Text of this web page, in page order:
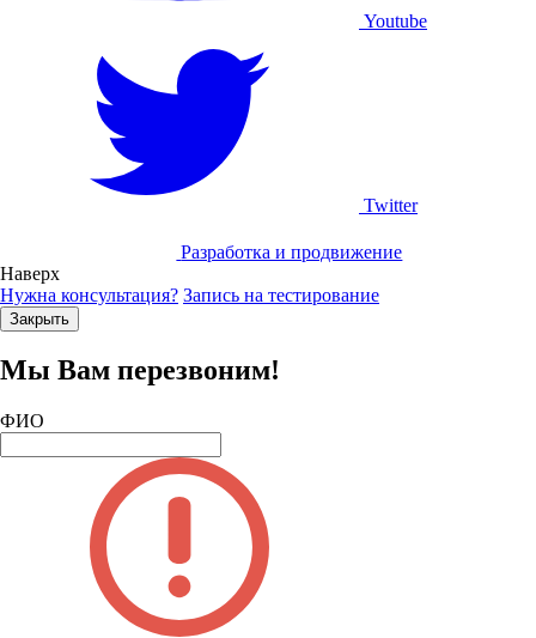
Youtube
Twitter
Разработка и продвижение
Наверх
Нужна консультация? Запись на тестирование
Закрыть
Мы Вам перезвоним!
ФИО